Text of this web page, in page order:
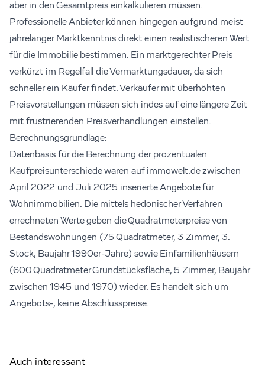
aber in den Gesamtpreis einkalkulieren müssen.
Professionelle Anbieter können hingegen aufgrund meist
jahrelanger Marktkenntnis direkt einen realistischeren Wert
für die Immobilie bestimmen. Ein marktgerechter Preis
verkürzt im Regelfall die Vermarktungsdauer, da sich
schneller ein Käufer findet. Verkäufer mit überhöhten
Preisvorstellungen müssen sich indes auf eine längere Zeit
mit frustrierenden Preisverhandlungen einstellen.
Berechnungsgrundlage:
Datenbasis für die Berechnung der prozentualen
Kaufpreisunterschiede waren auf immowelt.de zwischen
April 2022 und Juli 2025 inserierte Angebote für
Wohnimmobilien. Die mittels hedonischer Verfahren
errechneten Werte geben die Quadratmeterpreise von
Bestandswohnungen (75 Quadratmeter, 3 Zimmer, 3.
Stock, Baujahr 1990er-Jahre) sowie Einfamilienhäusern
(600 Quadratmeter Grundstücksfläche, 5 Zimmer, Baujahr
zwischen 1945 und 1970) wieder. Es handelt sich um
Angebots-, keine Abschlusspreise.
Auch interessant